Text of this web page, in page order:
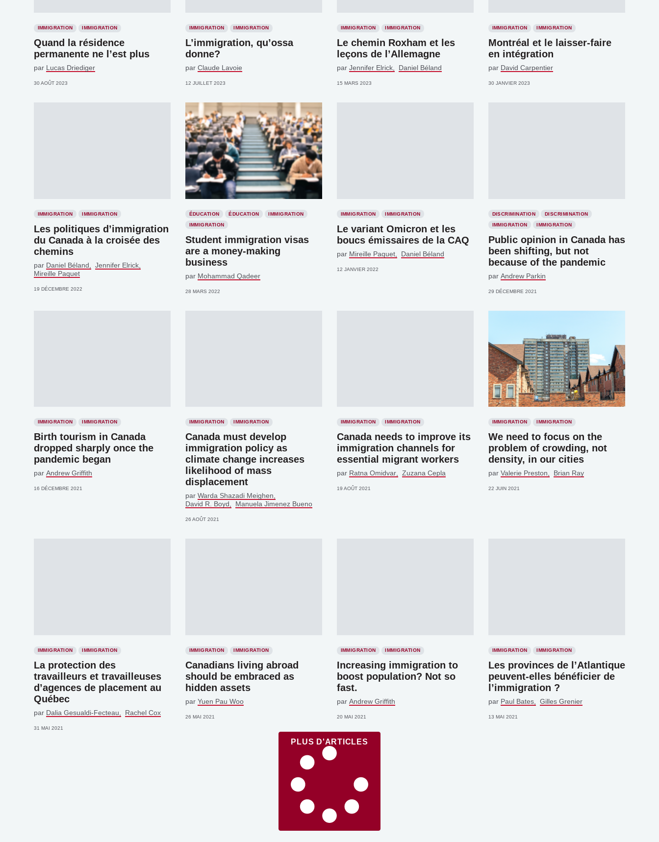
IMMIGRATION IMMIGRATION
Quand la résidence
permanente ne l’est plus
par Lucas Driediger
30 AOÛT 2023
IMMIGRATION IMMIGRATION
L’immigration, qu’ossa
donne?
par Claude Lavoie
12 JUILLET 2023
IMMIGRATION IMMIGRATION
Le chemin Roxham et les
leçons de l’Allemagne
par Jennifer Elrick Daniel Béland
15 MARS 2023
IMMIGRATION IMMIGRATION
Montréal et le laisser-faire
en intégration
par David Carpentier
30 JANVIER 2023
IMMIGRATION IMMIGRATION
Les politiques d’immigration
du Canada à la croisée des
chemins
par Daniel Béland
Jennifer Elrick
Mireille Paquet
19 DÉCEMBRE 2022
ÉDUCATION ÉDUCATION
IMMIGRATION
IMMIGRATION
Student immigration visas
are a money-making
business
par Mohammad Qadeer
28 MARS 2022
IMMIGRATION IMMIGRATION
Le variant Omicron et les
boucs émissaires de la CAQ
par Mireille Paquet Daniel Béland
12 JANVIER 2022
DISCRIMINATION
DISCRIMINATION
IMMIGRATION
IMMIGRATION
Public opinion in Canada has
been shifting, but not
because of the pandemic
par Andrew Parkin
29 DÉCEMBRE 2021
IMMIGRATION IMMIGRATION
Birth tourism in Canada
dropped sharply once the
pandemic began
par Andrew Griffith
16 DÉCEMBRE 2021
IMMIGRATION IMMIGRATION
Canada must develop
immigration policy as
climate change increases
likelihood of mass
displacement
par Warda Shazadi Meighen
David R. Boyd
Manuela Jimenez Bueno
26 AOÛT 2021
IMMIGRATION IMMIGRATION
Canada needs to improve its
immigration channels for
essential migrant workers
par Ratna Omidvar Zuzana Cepla
19 AOÛT 2021
IMMIGRATION IMMIGRATION
We need to focus on the
problem of crowding, not
density, in our cities
par Valerie Preston Brian Ray
22 JUIN 2021
IMMIGRATION IMMIGRATION
La protection des
travailleurs et travailleuses
d’agences de placement au
Québec
par Dalia Gesualdi-Fecteau Rachel Cox
31 MAI 2021
IMMIGRATION IMMIGRATION
Canadians living abroad
should be embraced as
hidden assets
par Yuen Pau Woo
26 MAI 2021
IMMIGRATION IMMIGRATION
Increasing immigration to
boost population? Not so
fast.
par Andrew Griffith
20 MAI 2021
IMMIGRATION IMMIGRATION
Les provinces de l’Atlantique
peuvent-elles bénéficier de
l’immigration ?
par Paul Bates Gilles Grenier
13 MAI 2021
PLUS D'ARTICLES